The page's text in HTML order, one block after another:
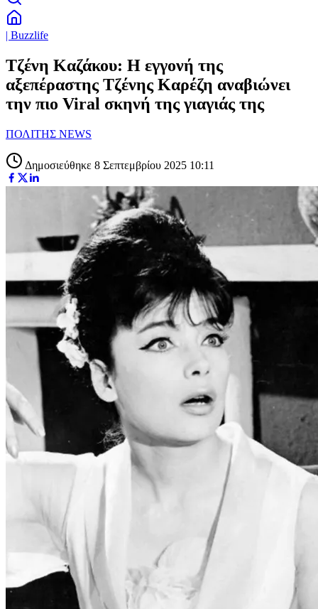
| Buzzlife
Τζένη Καζάκου: Η εγγονή της
αξεπέραστης Τζένης Καρέζη αναβιώνει
την πιο Viral σκηνή της γιαγιάς της
ΠΟΛΙΤΗΣ NEWS
Δημοσιεύθηκε 8 Σεπτεμβρίου 2025 10:11